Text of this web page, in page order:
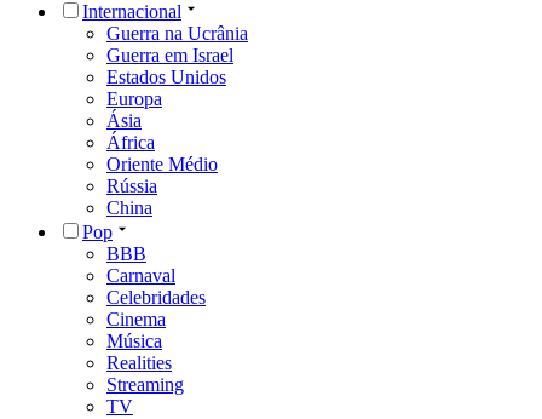
Internacional
Guerra na Ucrânia
Guerra em Israel
Estados Unidos
Europa
Ásia
África
Oriente Médio
Rússia
China
Pop
BBB
Carnaval
Celebridades
Cinema
Música
Realities
Streaming
TV